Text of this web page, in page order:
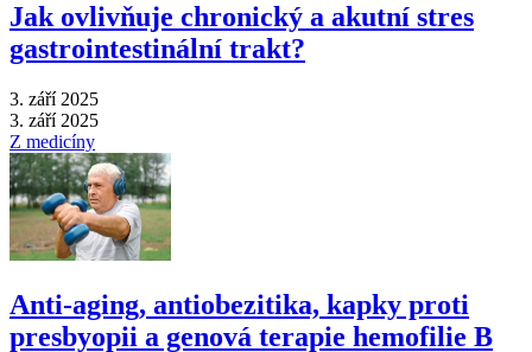
Jak ovlivňuje chronický a akutní stres
gastrointestinální trakt?
3. září 2025
3. září 2025
Z medicíny
Anti‑aging, antiobezitika, kapky proti
presbyopii a genová terapie hemofilie B